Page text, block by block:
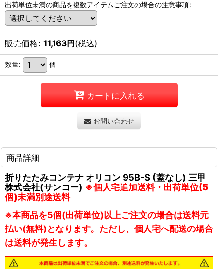
出荷単位未満の商品を複数アイテムご注文の場合の注意事項:
販売価格: 11,163円(税込)
数量: 個
カートに入れる
お問い合わせ
商品詳細
折りたたみコンテナ オリコン 95B-S (蓋なし) 三甲
株式会社(サンコー) ※個人宅追加送料・出荷単位(5
個)未満別途送料
※本商品を5個(出荷単位)以上ご注文の場合は送料元
払い(無料)となります。ただし、個人宅へ配送の場合
は送料が発生します。